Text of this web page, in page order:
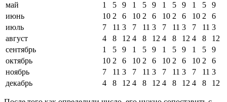
май
1 5 9 1 5 9 1 5 9 1 5
9
июнь
10 2 6 10 2 6 10 2 6 10 2
6
июль
7 11 3 7 11 3 7 11 3 7 11 3
август
4 8 12 4 8 12 4 8 12 4 8
12
сентябрь
1 5 9 1 5 9 1 5 9 1 5
9
октябрь
10 2 6 10 2 6 10 2 6 10 2
6
ноябрь
7 11 3 7 11 3 7 11 3 7 11 3
декабрь
4 8 12 4 8 12 4 8 12 4 8 12